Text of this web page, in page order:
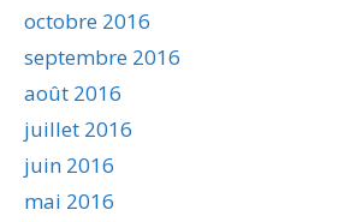
octobre 2016
septembre 2016
août 2016
juillet 2016
juin 2016
mai 2016